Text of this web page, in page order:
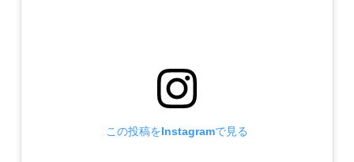
この投稿をInstagramで見る